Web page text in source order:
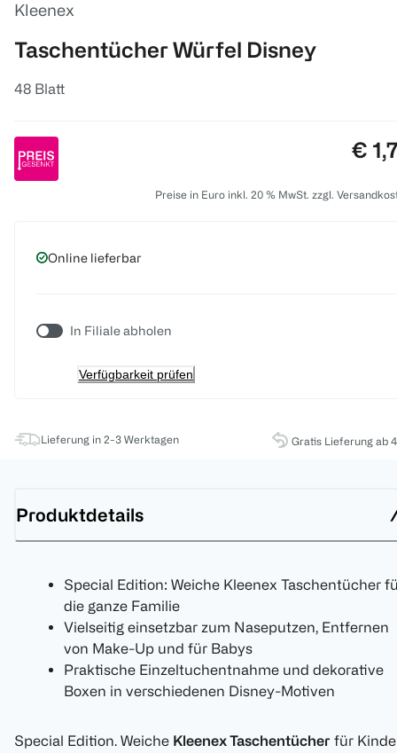
Kleenex
Taschentücher Würfel Disney
48 Blatt
€
Preise in Euro inkl. 20 % MwSt. zzgl.
Online lieferbar
In Filiale abholen
Verfügbarkeit prüfen
Lieferung in 2-3 Werktagen Gratis Lieferung ab
Produktdetails
Special Edition: Weiche Kleenex Taschentücher
die ganze Familie
Vielseitig einsetzbar zum Naseputzen, Entfernen
von Make-Up und für Babys
Praktische Einzeltuchentnahme und dekorative
Boxen in verschiedenen Disney-Motiven
Special Edition. Weiche Kleenex Taschentücher für